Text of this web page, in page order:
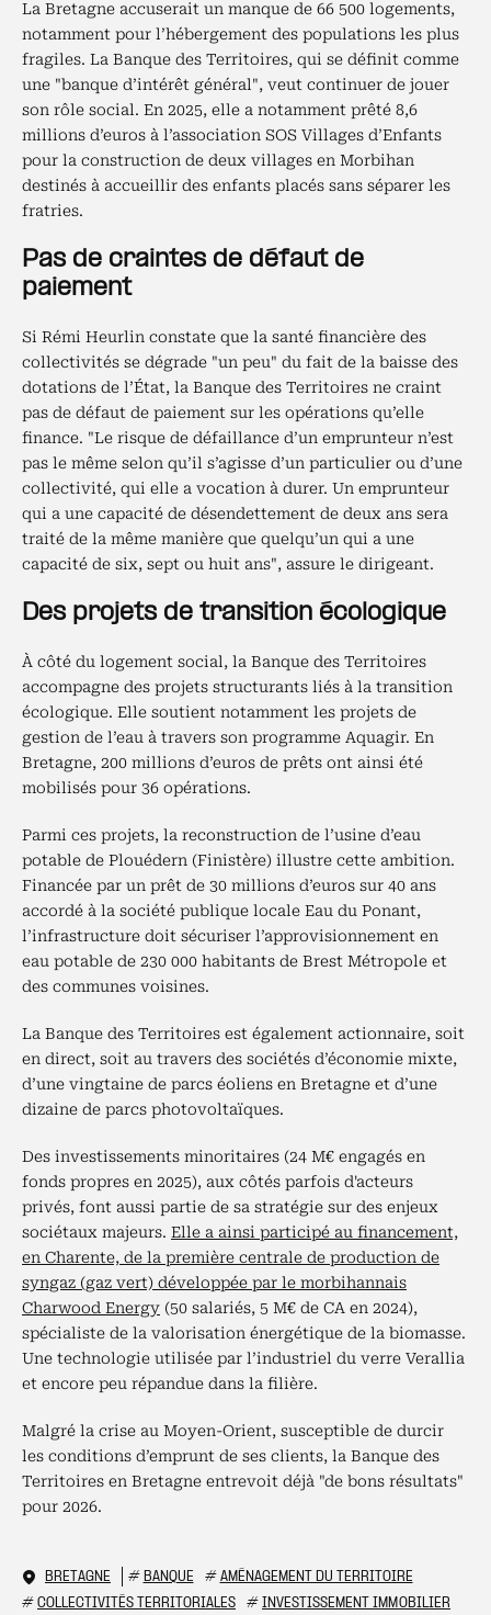
La Bretagne accuserait un manque de 66 500 logements,
notamment pour l’hébergement des populations les plus
fragiles. La Banque des Territoires, qui se définit comme
une "banque d’intérêt général", veut continuer de jouer
son rôle social. En 2025, elle a notamment prêté 8,6
millions d’euros à l’association SOS Villages d’Enfants
pour la construction de deux villages en Morbihan
destinés à accueillir des enfants placés sans séparer les
fratries.
Pas de craintes de défaut de
paiement
Si Rémi Heurlin constate que la santé financière des
collectivités se dégrade "un peu" du fait de la baisse des
dotations de l’État, la Banque des Territoires ne craint
pas de défaut de paiement sur les opérations qu’elle
finance. "Le risque de défaillance d’un emprunteur n’est
pas le même selon qu’il s’agisse d’un particulier ou d’une
collectivité, qui elle a vocation à durer. Un emprunteur
qui a une capacité de désendettement de deux ans sera
traité de la même manière que quelqu’un qui a une
capacité de six, sept ou huit ans", assure le dirigeant.
Des projets de transition écologique
À côté du logement social, la Banque des Territoires
accompagne des projets structurants liés à la transition
écologique. Elle soutient notamment les projets de
gestion de l’eau à travers son programme Aquagir. En
Bretagne, 200 millions d’euros de prêts ont ainsi été
mobilisés pour 36 opérations.
Parmi ces projets, la reconstruction de l’usine d’eau
potable de Plouédern (Finistère) illustre cette ambition.
Financée par un prêt de 30 millions d’euros sur 40 ans
accordé à la société publique locale Eau du Ponant,
l’infrastructure doit sécuriser l’approvisionnement en
eau potable de 230 000 habitants de Brest Métropole et
des communes voisines.
La Banque des Territoires est également actionnaire, soit
en direct, soit au travers des sociétés d’économie mixte,
d’une vingtaine de parcs éoliens en Bretagne et d’une
dizaine de parcs photovoltaïques.
Des investissements minoritaires (24 M€ engagés en
fonds propres en 2025), aux côtés parfois d'acteurs
privés, font aussi partie de sa stratégie sur des enjeux
sociétaux majeurs. Elle a ainsi participé au financement,
en Charente, de la première centrale de production de
syngaz (gaz vert) développée par le morbihannais
Charwood Energy (50 salariés, 5 M€ de CA en 2024),
spécialiste de la valorisation énergétique de la biomasse.
Une technologie utilisée par l’industriel du verre Verallia
et encore peu répandue dans la filière.
Malgré la crise au Moyen-Orient, susceptible de durcir
les conditions d’emprunt de ses clients, la Banque des
Territoires en Bretagne entrevoit déjà "de bons résultats"
pour 2026.
BRETAGNE # BANQUE # AMÉNAGEMENT DU TERRITOIRE
# COLLECTIVITÉS TERRITORIALES # INVESTISSEMENT IMMOBILIER